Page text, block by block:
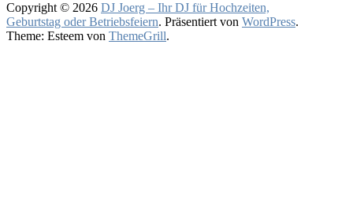
Copyright © 2026 DJ Joerg – Ihr DJ für Hochzeiten,
Geburtstag oder Betriebsfeiern. Präsentiert von WordPress.
Theme: Esteem von ThemeGrill.